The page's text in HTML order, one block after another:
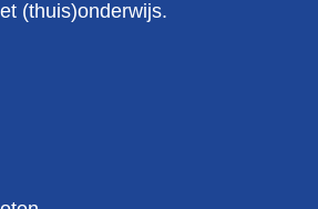
(thuis)onderwijs.